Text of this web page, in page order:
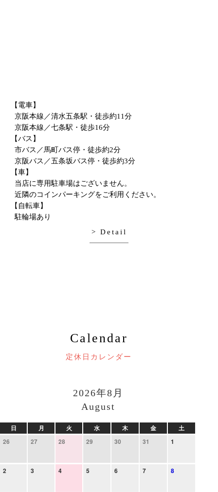
【電車】
京阪本線／清水五条駅・徒歩約11分
京阪本線／七条駅・徒歩16分
【バス】
市バス／馬町バス停・徒歩約2分
京阪バス／五条坂バス停・徒歩約3分
【車】
当店に専用駐車場はございません。
近隣のコインパーキングをご利用ください。
【自転車】
駐輪場あり
> Detail
Calendar
定休日カレンダー
2026年8月
August
日 月 火 水 木 金
土
26
27 28 29 30 31 1
2 3 4 5 6 7 8